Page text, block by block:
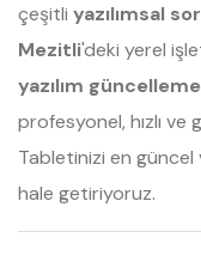
çeşitli yazılımsal
Mezitli'deki yerel
yazılım güncelleme
profesyonel, hızlı
Tabletinizi en güncel
hale getiriyoruz.